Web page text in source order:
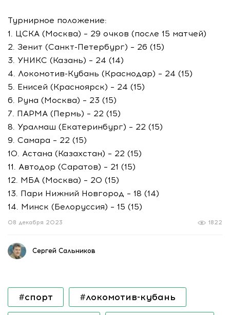
Турнирное положение:
1. ЦСКА (Москва) – 29 очков (после 15 матчей)
2. Зенит (Санкт-Петербург) – 26 (15)
3. УНИКС (Казань) – 24 (14)
4. Локомотив-Кубань (Краснодар) – 24 (15)
5. Енисей (Красноярск) – 24 (15)
6. Руна (Москва) – 23 (15)
7. ПАРМА (Пермь) – 22 (15)
8. Уралмаш (Екатеринбург) – 22 (15)
9. Самара – 22 (15)
10. Астана (Казахстан) – 22 (15)
11. Автодор (Саратов) – 21 (15)
12. МБА (Москва) – 20 (15)
13. Пари Нижний Новгород – 18 (14)
14. Минск (Белоруссия) – 15 (15)
1822
08 декабря 2023
Сергей Сальников
#спорт #локомотив-кубань